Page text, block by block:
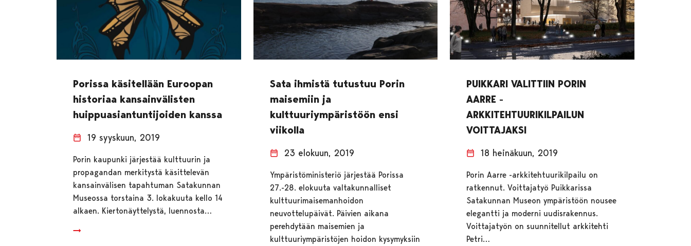
Porissa käsitellään Euroopan
historiaa kansainvälisten
huippuasiantuntijoiden kanssa
19 syyskuun, 2019
Porin kaupunki järjestää kulttuurin ja
propagandan merkitystä käsittelevän
kansainvälisen tapahtuman Satakunnan
Museossa torstaina 3. lokakuuta kello 14
alkaen. Kiertonäyttelystä, luennosta…
Sata ihmistä tutustuu Porin
maisemiin ja
kulttuuriympäristöön ensi
viikolla
23 elokuun, 2019
Ympäristöministeriö järjestää Porissa
27.-28. elokuuta valtakunnalliset
kulttuurimaisemanhoidon
neuvottelupäivät. Päivien aikana
perehdytään maisemien ja
kulttuuriympäristöjen hoidon kysymyksiin
PUIKKARI VALITTIIN PORIN
AARRE -
ARKKITEHTUURIKILPAILUN
VOITTAJAKSI
18 heinäkuun, 2019
Porin Aarre -arkkitehtuurikilpailu on
ratkennut. Voittajatyö Puikkarissa
Satakunnan Museon ympäristöön nousee
elegantti ja moderni uudisrakennus.
Voittajatyön on suunnitellut arkkitehti
Petri…